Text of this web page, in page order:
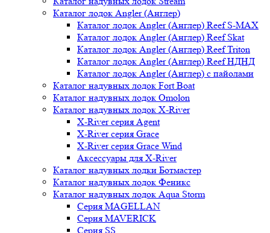
Каталог лодок Angler (Англер)
Каталог лодок Angler (Англер) Reef S-MAX
Каталог лодок Angler (Англер) Reef Skat
Каталог лодок Angler (Англер) Reef Triton
Каталог лодок Angler (Англер) Reef НДНД
Каталог лодок Angler (Англер) с пайолами
Каталог надувных лодок Fort Boat
Каталог надувных лодок Omolon
Каталог надувных лодок X-River
X-River серия Agent
X-River серия Grace
X-River серия Grace Wind
Аксессуары для X-River
Каталог надувных лодки Ботмастер
Каталог надувных лодок Феникc
Каталог надувных лодок Aqua Storm
Серия MAGELLAN
Серия MAVERICK
Серия SS